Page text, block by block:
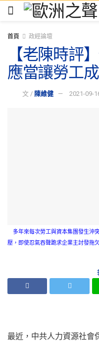
首頁 政經論壇
【老陳時評
應當讓勞工
文 / 陳維健 2021-09-
多年來每次勞工與資本集團發生沖
壓，即使忍氣吞聲跪求企業主討發拖
最近，中共人力資源社會